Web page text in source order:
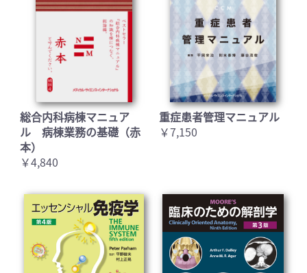
総合内科病棟マニュア
ル 病棟業務の基礎（赤
本）
￥4,840
重症患者管理マニュアル
￥7,150